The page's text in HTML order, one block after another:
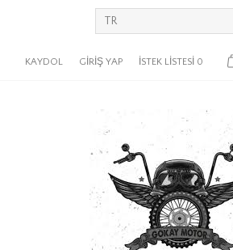
KAYDOL GIRIŞ YAP İSTEK LISTESI 0